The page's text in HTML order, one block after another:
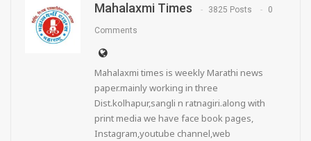
Mahalaxmi Times 3825 Posts 0
Comments
Mahalaxmi times is weekly Marathi news
paper.mainly working in three
Dist.kolhapur,sangli n ratnagiri.along with
print media we have face book pages,
Instagram,youtube channel,web